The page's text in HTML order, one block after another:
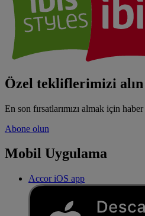
Özel tekliflerimizi alın
En son fırsatlarımızı almak için
Abone olun
Mobil Uygulama
Accor iOS app